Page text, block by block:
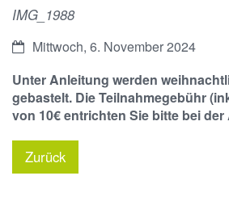
IMG_1988
Datum:Mittwoch, 6. November 2024
Unter Anleitung werden
gebastelt. Die Teilnahmegebühr
von 10€ entrichten Sie bitte bei
Zurück